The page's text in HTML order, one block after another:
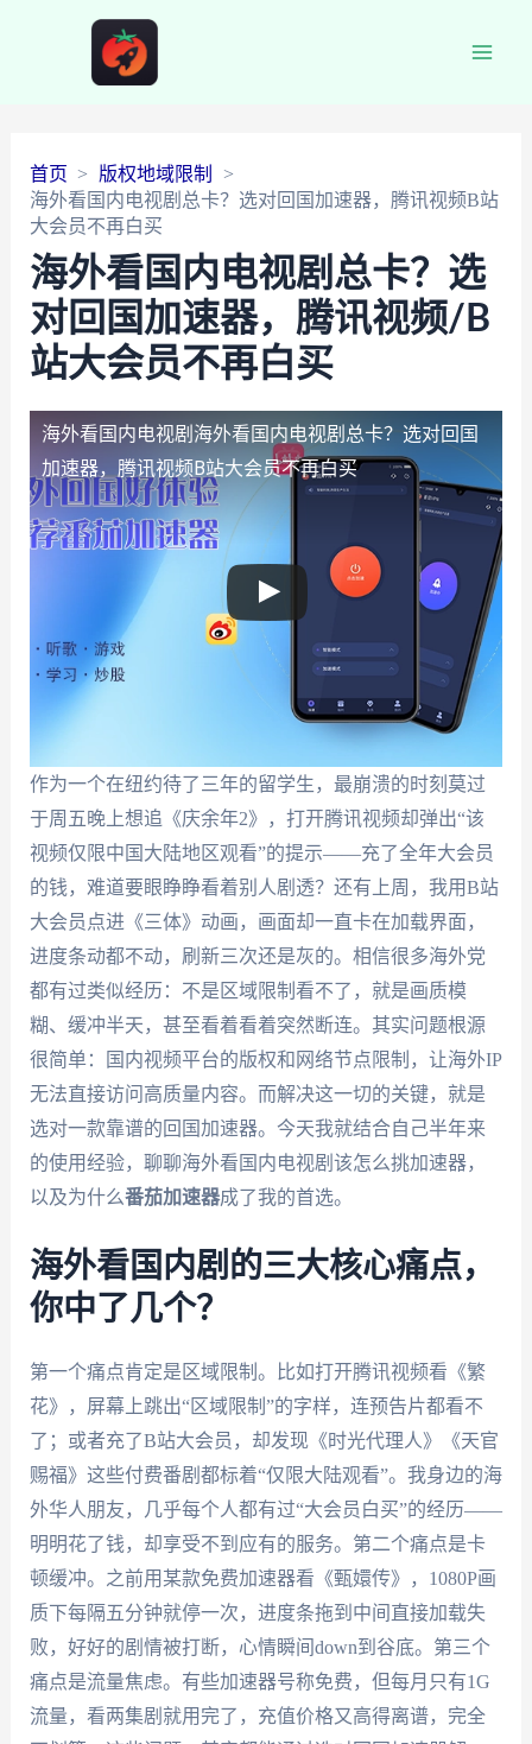
首页
版权地域限制
海外看国内电视剧总卡？选对回国加速器，腾讯视频B站
大会员不再白买
海外看国内电视剧总卡？选
对回国加速器，腾讯视频/B
站大会员不再白买
海外看国内电视剧 海外看国内电视剧总卡？选对回国
加速器，腾讯视频B站大会员不再白买
作为一个在纽约待了三年的留学生，最崩溃的时刻莫过
于周五晚上想追《庆余年2》，打开腾讯视频却弹出“该
视频仅限中国大陆地区观看”的提示——充了全年大会员
的钱，难道要眼睁睁看着别人剧透？还有上周，我用B站
大会员点进《三体》动画，画面却一直卡在加载界面，
进度条动都不动，刷新三次还是灰的。相信很多海外党
都有过类似经历：不是区域限制看不了，就是画质模
糊、缓冲半天，甚至看着看着突然断连。其实问题根源
很简单：国内视频平台的版权和网络节点限制，让海外IP
无法直接访问高质量内容。而解决这一切的关键，就是
选对一款靠谱的回国加速器。今天我就结合自己半年来
的使用经验，聊聊海外看国内电视剧该怎么挑加速器，
以及为什么番茄加速器成了我的首选。
海外看国内剧的三大核心痛点，
你中了几个？
第一个痛点肯定是区域限制。比如打开腾讯视频看《繁
花》，屏幕上跳出“区域限制”的字样，连预告片都看不
了；或者充了B站大会员，却发现《时光代理人》《天官
赐福》这些付费番剧都标着“仅限大陆观看”。我身边的海
外华人朋友，几乎每个人都有过“大会员白买”的经历——
明明花了钱，却享受不到应有的服务。第二个痛点是卡
顿缓冲。之前用某款免费加速器看《甄嬛传》，1080P画
质下每隔五分钟就停一次，进度条拖到中间直接加载失
败，好好的剧情被打断，心情瞬间down到谷底。第三个
痛点是流量焦虑。有些加速器号称免费，但每月只有1G
流量，看两集剧就用完了，充值价格又高得离谱，完全